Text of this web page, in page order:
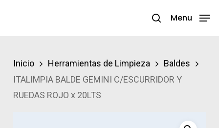
search
Menu
Inicio Herramientas de Limpieza
Baldes
ITALIMPIA BALDE GEMINI C/ESCURRIDOR Y
RUEDAS ROJO x 20LTS